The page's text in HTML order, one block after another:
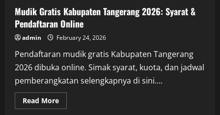
Mudik Gratis Kabupaten Tangerang 2026: Syarat &
Pendaftaran Online
admin February 24, 2026
Pendaftaran mudik gratis Kabupaten Tangerang
2026 dibuka online. Simak syarat, kuota, dan jadwal
pemberangkatan selengkapnya di sini....
Read MoreRead
more